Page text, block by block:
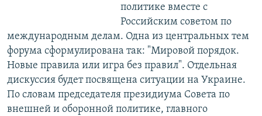
политике вместе с
Российским советом по
международным делам. Одна из центральных тем
форума сформулирована так: "Мировой порядок.
Новые правила или игра без правил". Отдельная
дискуссия будет посвящена ситуации на Украине.
По словам председателя президиума Совета по
внешней и оборонной политике, главного